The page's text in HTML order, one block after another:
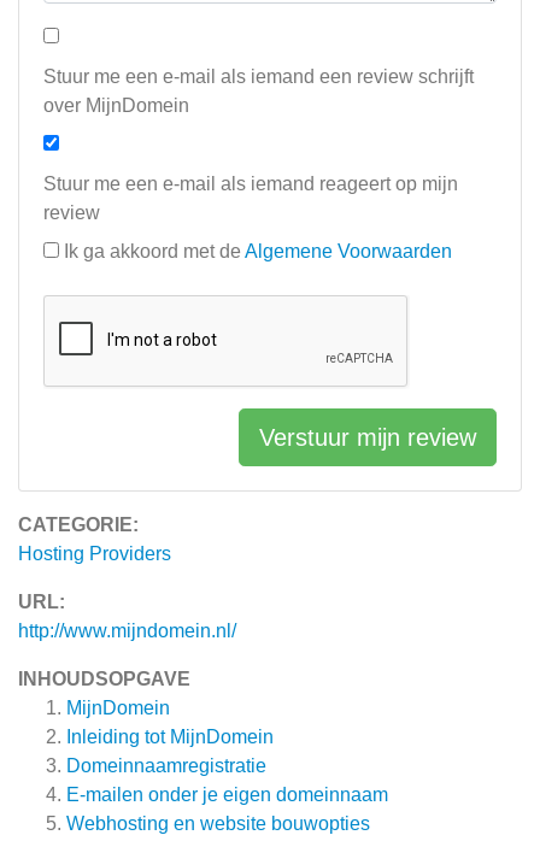
CATEGORIE:
Hosting Providers
URL:
http://www.mijndomein.nl/
INHOUDSOPGAVE
MijnDomein
Inleiding tot MijnDomein
Domeinnaamregistratie
E-mailen onder je eigen domeinnaam
Webhosting en website bouwopties
Stuur me een e-mail als iemand een review schrijft
over MijnDomein
Stuur me een e-mail als iemand reageert op mijn
review
Ik ga akkoord met de Algemene Voorwaarden
Verstuur mijn review